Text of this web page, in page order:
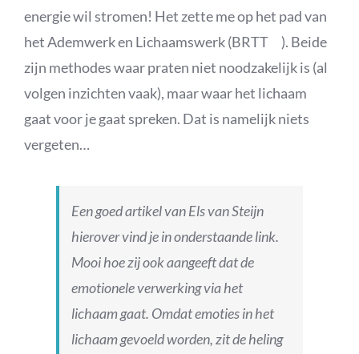
energie wil stromen! Het zette me op het pad van
het Ademwerk en Lichaamswerk (BRTT
). Beide
zijn methodes waar praten niet noodzakelijk is (al
volgen inzichten vaak), maar waar het lichaam
gaat voor je gaat spreken. Dat is namelijk niets
vergeten…
Een goed artikel van Els van Steijn
hierover vind je in onderstaande link.
Mooi hoe zij ook aangeeft dat de
emotionele verwerking via het
lichaam gaat. Omdat emoties in het
lichaam gevoeld worden, zit de heling